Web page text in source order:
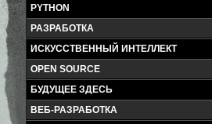
PYTHON
РАЗРАБОТКА
ИСКУССТВЕННЫЙ ИНТЕЛЛЕКТ
OPEN SOURCE
БУДУЩЕЕ ЗДЕСЬ
ВЕБ-РАЗРАБОТКА